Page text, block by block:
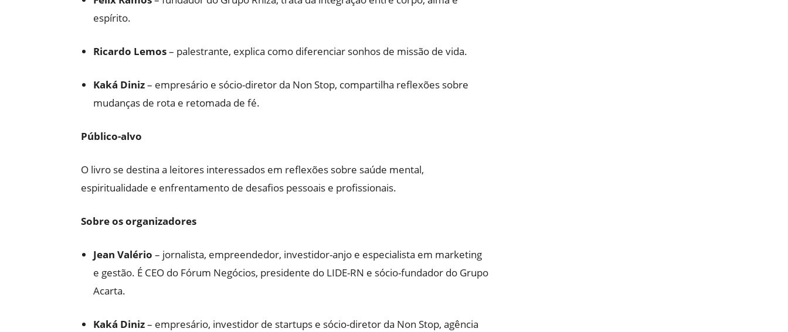
espírito.
Ricardo Lemos– palestrante, explica como diferenciar sonhos de missão de vida.
Kaká Diniz– empresário e sócio-diretor da Non Stop, compartilha reflexões sobre
mudanças de rota e retomada de fé.
Público-alvo
O livro se destina a leitores interessados em reflexões sobre saúde mental,
espiritualidade e enfrentamento de desafios pessoais e profissionais.
Sobre os organizadores
Jean Valério – jornalista, empreendedor, investidor-anjo e especialista em marketing
e gestão. É CEO do Fórum Negócios, presidente do LIDE-RN e sócio-fundador do Grupo
Acarta.
Kaká Diniz– empresário, investidor de startups e sócio-diretor da Non Stop, agência